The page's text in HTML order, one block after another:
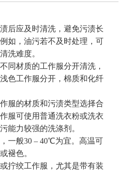
后应及时清洗，避免污渍长
如，油污若不及时处理，可
洗难度。
同材质的工作服分开清洗，
色工作服分开，棉质和化纤
作服的材质和污渍类型选择合
服可使用普通洗衣粉或洗衣
能力较强的洗涤剂。
一般30 – 40℃为宜。高温可
褪色。
拧绞工作服，尤其是带有装